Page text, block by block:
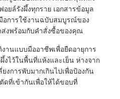
ยล์รังผึ้งทุกราย เอกสารข้อมูล
อการใช้งานฉบับสมบูรณ์ของ
ส่งพร้อมกับคำสั่งซื้อของคุณ
านแบบมืออาชีพเพื่อยืดอายุการ
งไว้ในพื้นที่แห้งและเย็น ห่างจาก
งการพับมากเกินไปเพื่อป้องกัน
ดที่เข้ากันเพื่อให้ได้ขอบที่